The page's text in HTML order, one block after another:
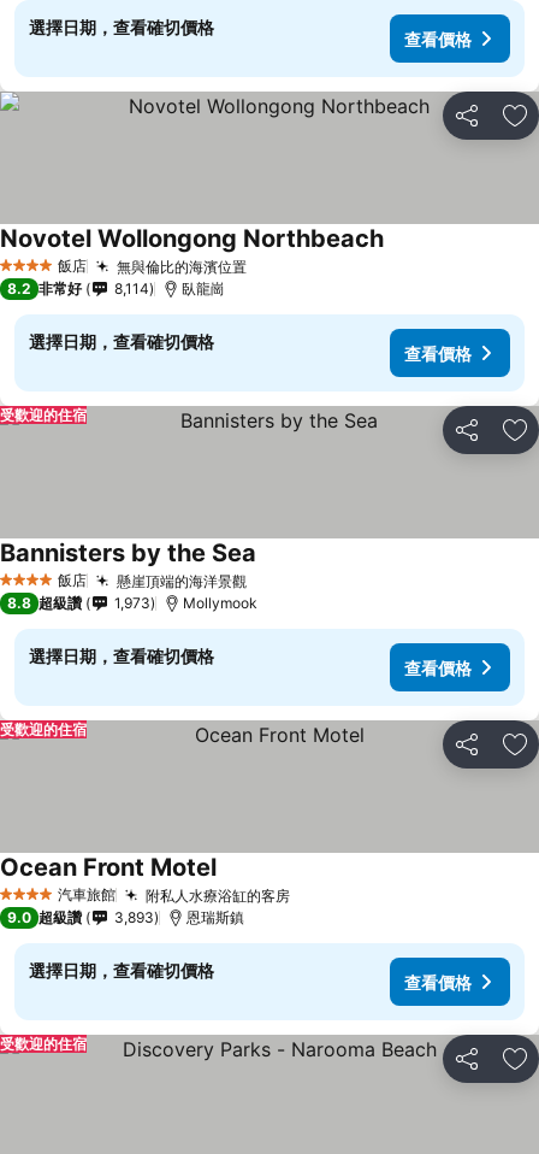
選擇日期，查看確切價格
查看價格
分享 加
4 星級 飯店 無與倫比的海濱位置
Novotel Wollongong Northbeach
8.2 非常好 8,114 臥龍崗
選擇日期，查看確切價格
查看價格
分享 加
受歡迎的住宿
4 星級 飯店 懸崖頂端的海洋景觀
Bannisters by the Sea
8.8 超級讚 1,973 Mollymook
選擇日期，查看確切價格
查看價格
分享 加
受歡迎的住宿
4 星級 汽車旅館 附私人水療浴缸的客房
Ocean Front Motel
9.0 超級讚 3,893 恩瑞斯鎮
選擇日期，查看確切價格
查看價格
分享 加
受歡迎的住宿